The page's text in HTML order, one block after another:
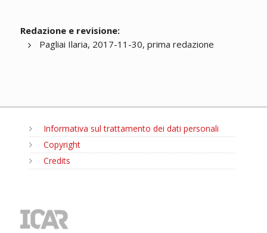
Redazione e revisione:
Pagliai Ilaria, 2017-11-30, prima redazione
Informativa sul trattamento dei dati personali
Copyright
Credits